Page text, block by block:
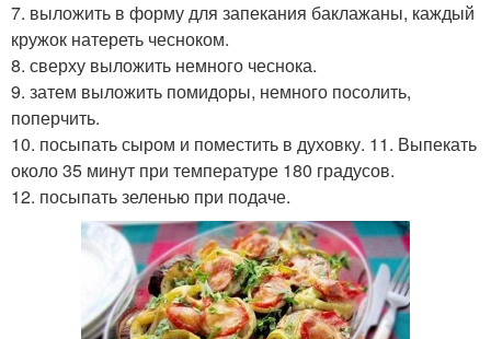
7. выложить в форму для запекания баклажаны, каждый
кружок натереть чесноком.
8. сверху выложить немного чеснока.
9. затем выложить помидоры, немного посолить,
поперчить.
10. посыпать сыром и поместить в духовку. 11. Выпекать
около 35 минут при температуре 180 градусов.
12. посыпать зеленью при подаче.